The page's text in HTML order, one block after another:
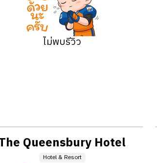
ไม่พบรีวิว
Queensbury Hotel
Hotel & Resort